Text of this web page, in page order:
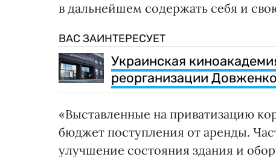
в дальнейшем содержать себя и
ВАС ЗАИНТЕРЕСУЕТ
Украинская
реорганизации
«Выставленные на приватизацию
бюджет поступления от аренды.
улучшение состояния здания и